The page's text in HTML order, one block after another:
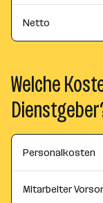
Netto
Welche
Personalkosten
Mitarbeiter